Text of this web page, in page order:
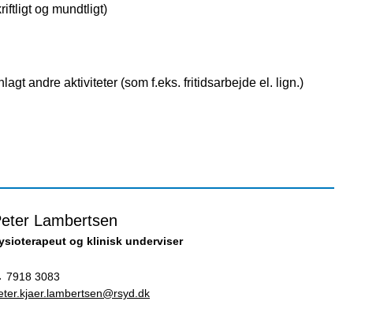
og mundtligt)
andre aktiviteter (som f.eks. fritidsarbejde el. lign.)
Lambertsen
og klinisk underviser
7918 3083